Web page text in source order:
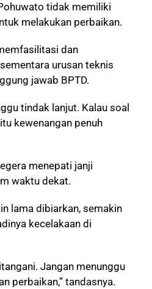
tidak memiliki
melakukan perbaikan.
dan
urusan teknis
jawab BPTD.
tindak lanjut. Kalau soal
kewenangan penuh
menepati janji
waktu dekat.
lama dibiarkan, semakin
kecelakaan di
Jangan menunggu
perbaikan,” tandasnya.